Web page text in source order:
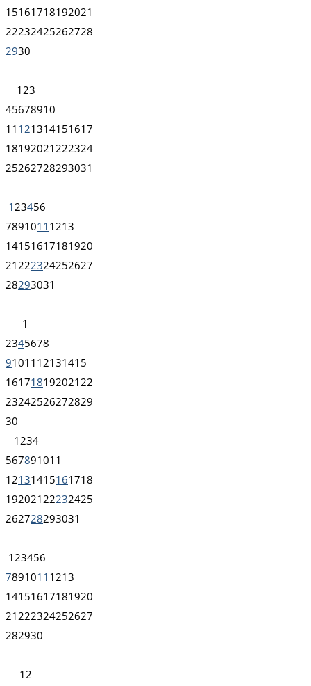
15161718192021
22232425262728
2930
1 23
45678910
11 121314151617
18192021 222324
25262728293031
1 23456
7891011 1213
14151617181920
21 222324252627
28293031
1
2345678
91011 12131415
161718192021 22
23242526272829
30
1 234
567891011
12131415161718
192021 22232425
262728293031
1 23456
7891011 1213
14151617181920
21 222324252627
282930
1 2